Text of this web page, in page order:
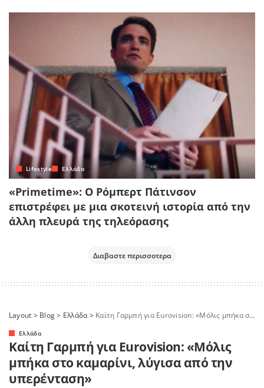
Lifestyle Ελλάδα
«Primetime»: Ο Ρόμπερτ Πάτινσον
επιστρέφει με μια σκοτεινή ιστορία από την
άλλη πλευρά της τηλεόρασης
Διαβαστε περισσοτερα
Layout > Blog> Ελλάδα> Καίτη Γαρμπή για Eurovision: «Μόλις μπήκα στο καμαρίνι, λύγισα από την υπερένταση»
Ελλάδα
Καίτη Γαρμπή για Eurovision: «Μόλις
μπήκα στο καμαρίνι, λύγισα από την
υπερένταση»